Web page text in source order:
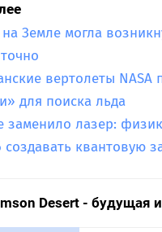
Земле могла
вертолеты NASA
для поиска льда
заменило лазер:
создавать квантовую
Desert - будущая